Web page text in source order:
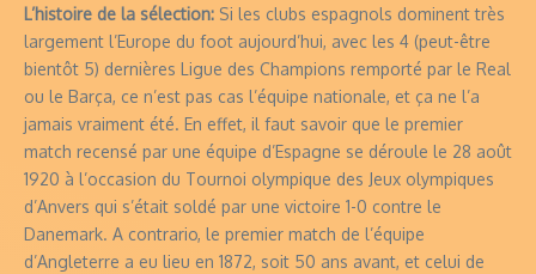
L’histoire de la sélection: Si les clubs espagnols dominent très
largement l’Europe du foot aujourd’hui, avec les 4 (peut-être
bientôt 5) dernières Ligue des Champions remporté par le Real
ou le Barça, ce n’est pas cas l’équipe nationale, et ça ne l’a
jamais vraiment été. En effet, il faut savoir que le premier
match recensé par une équipe d’Espagne se déroule le 28 août
1920 à l’occasion du Tournoi olympique des Jeux olympiques
d’Anvers qui s’était soldé par une victoire 1-0 contre le
Danemark. A contrario, le premier match de l’équipe
d’Angleterre a eu lieu en 1872, soit 50 ans avant, et celui de